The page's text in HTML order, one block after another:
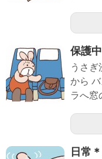
保護
うさぎ
から
ラへ窓
日常